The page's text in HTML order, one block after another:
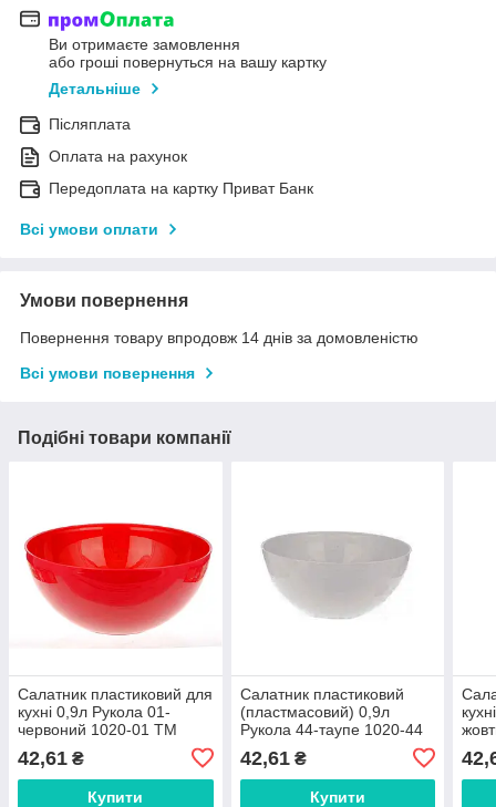
Ви отримаєте замовлення
або гроші повернуться на вашу картку
Детальніше
Післяплата
Оплата на рахунок
Передоплата на картку Приват Банк
Всі умови оплати
Умови повернення
Повернення товару впродовж 14 днів за домовленістю
Всі умови повернення
Подібні товари компанії
Салатник пластиковий для
кухні 0,9л Рукола 01-
червоний 1020-01 ТМ
42,61 ₴
Купити
Салатник пластиковий
(пластмасовий) 0,9л
Рукола 44-таупе 1020-44
42,61₴
Купити